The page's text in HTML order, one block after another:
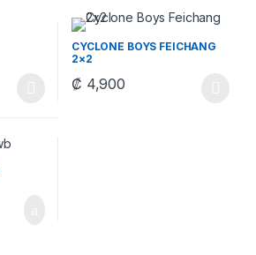
CYCLONE BOYS FEICHANG
2×2
₡ 4,900